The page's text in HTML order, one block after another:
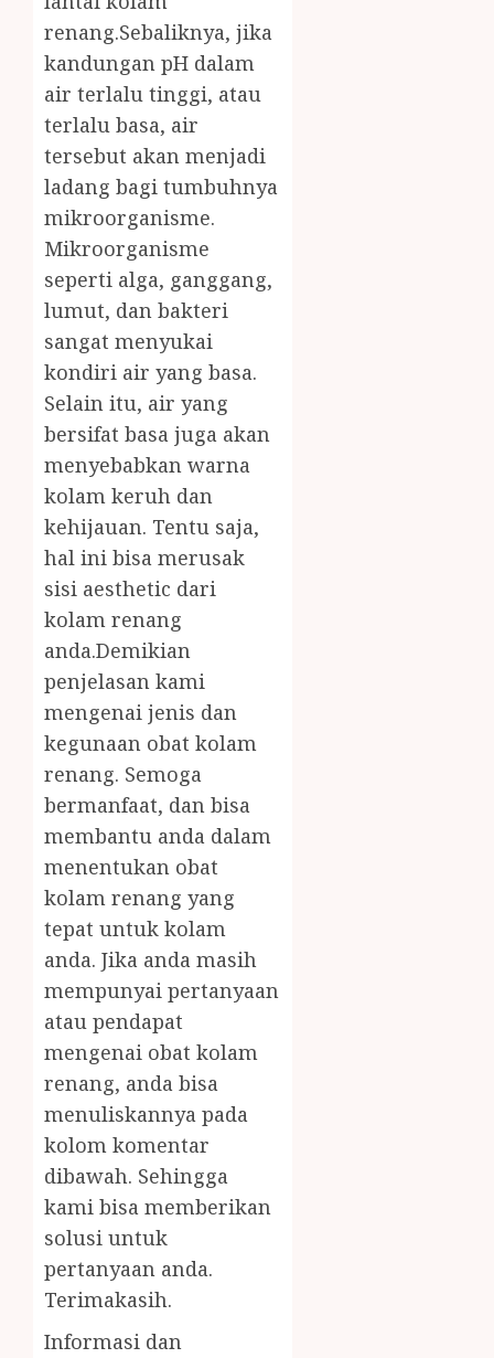
renang.Sebaliknya, jika
kandungan pH dalam
air terlalu tinggi, atau
terlalu basa, air
tersebut akan menjadi
ladang bagi tumbuhnya
mikroorganisme.
Mikroorganisme
seperti alga, ganggang,
lumut, dan bakteri
sangat menyukai
kondiri air yang basa.
Selain itu, air yang
bersifat basa juga akan
menyebabkan warna
kolam keruh dan
kehijauan. Tentu saja,
hal ini bisa merusak
sisi aesthetic dari
kolam renang
anda.Demikian
penjelasan kami
mengenai jenis dan
kegunaan obat kolam
renang. Semoga
bermanfaat, dan bisa
membantu anda dalam
menentukan obat
kolam renang yang
tepat untuk kolam
anda. Jika anda masih
mempunyai pertanyaan
atau pendapat
mengenai obat kolam
renang, anda bisa
menuliskannya pada
kolom komentar
dibawah. Sehingga
kami bisa memberikan
solusi untuk
pertanyaan anda.
Terimakasih.
Informasi dan